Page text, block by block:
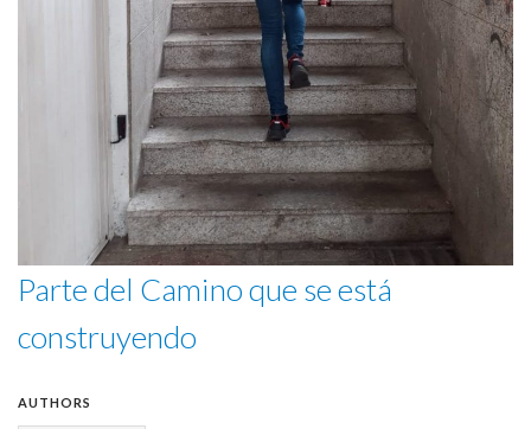
Parte del Camino que se está
construyendo
AUTHORS